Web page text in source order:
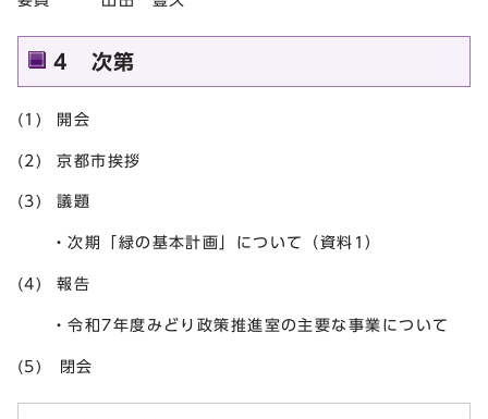
4 次第
(1) 開会
(2) 京都市挨拶
(3) 議題
・次期「緑の基本計画」について（資料1）
(4) 報告
・令和7年度みどり政策推進室の主要な事業について
(5) 閉会